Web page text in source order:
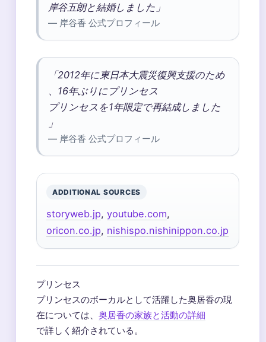
岸谷五朗と結婚しました」
— 岸谷香 公式プロフィール
「2012年に東日本大震災復興支援のため
、16年ぶりにプリンセス
プリンセスを1年限定で再結成しました
」
— 岸谷香 公式プロフィール
ADDITIONAL SOURCES
storyweb.jp, youtube.com,
oricon.co.jp, nishispo.nishinippon.co.jp
プリンセス
プリンセスのボーカルとして活躍した奥居香の現
在については、 奥居香の家族と活動の詳細
で詳しく紹介されている。